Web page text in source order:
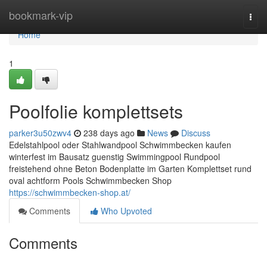
bookmark-vip
Home
Home
1
Poolfolie komplettsets
parker3u50zwv4 238 days ago News
Discuss
Edelstahlpool oder Stahlwandpool Schwimmbecken kaufen
winterfest im Bausatz guenstig Swimmingpool Rundpool
freistehend ohne Beton Bodenplatte im Garten Komplettset rund
oval achtform Pools Schwimmbecken Shop
https://schwimmbecken-shop.at/
Comments
Who Upvoted
Comments